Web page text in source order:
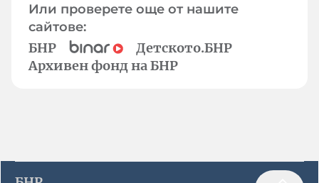
Или проверете още от нашите
сайтове:
БНР
Детското.БНР
Архивен фонд на БНР